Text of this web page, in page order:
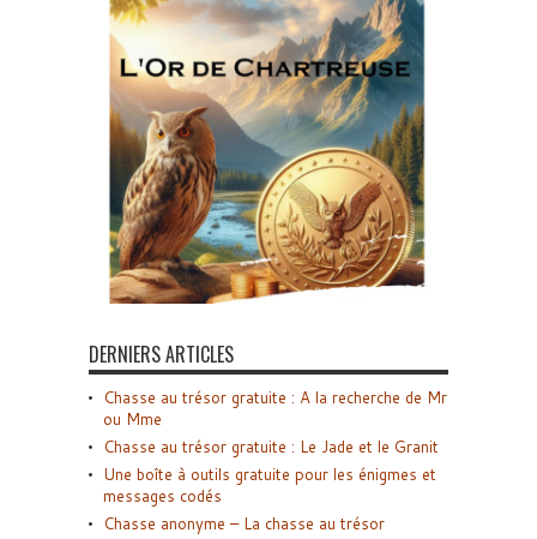
DERNIERS ARTICLES
Chasse au trésor gratuite : A la recherche de Mr
ou Mme
Chasse au trésor gratuite : Le Jade et le Granit
Une boîte à outils gratuite pour les énigmes et
messages codés
Chasse anonyme – La chasse au trésor